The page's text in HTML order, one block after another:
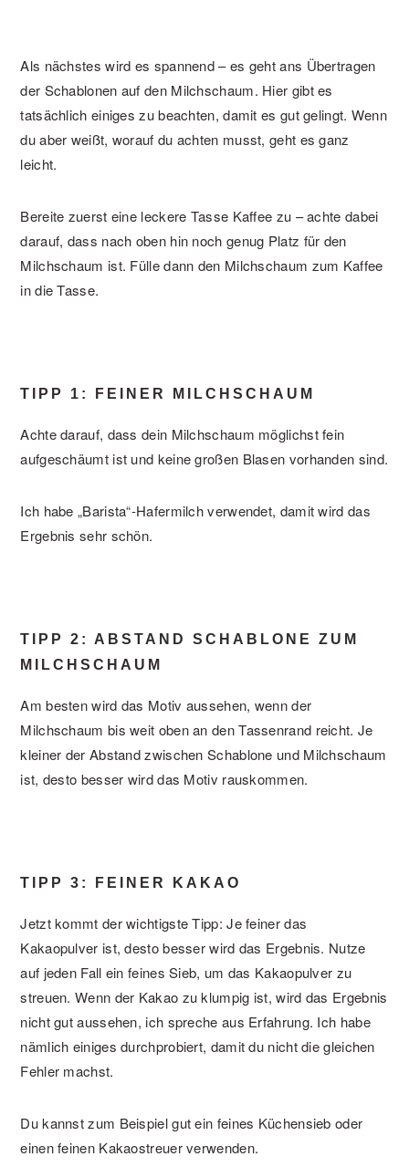
Als nächstes wird es spannend – es geht ans Übertragen
der Schablonen auf den Milchschaum. Hier gibt es
tatsächlich einiges zu beachten, damit es gut gelingt. Wenn
du aber weißt, worauf du achten musst, geht es ganz
leicht.
Bereite zuerst eine leckere Tasse Kaffee zu – achte dabei
darauf, dass nach oben hin noch genug Platz für den
Milchschaum ist. Fülle dann den Milchschaum zum Kaffee
in die Tasse.
TIPP 1: FEINER MILCHSCHAUM
Achte darauf, dass dein Milchschaum möglichst fein
aufgeschäumt ist und keine großen Blasen vorhanden sind.
Ich habe „Barista“-Hafermilch verwendet, damit wird das
Ergebnis sehr schön.
TIPP 2: ABSTAND SCHABLONE ZUM
MILCHSCHAUM
Am besten wird das Motiv aussehen, wenn der
Milchschaum bis weit oben an den Tassenrand reicht. Je
kleiner der Abstand zwischen Schablone und Milchschaum
ist, desto besser wird das Motiv rauskommen.
TIPP 3: FEINER KAKAO
Jetzt kommt der wichtigste Tipp: Je feiner das
Kakaopulver ist, desto besser wird das Ergebnis. Nutze
auf jeden Fall ein feines Sieb, um das Kakaopulver zu
streuen. Wenn der Kakao zu klumpig ist, wird das Ergebnis
nicht gut aussehen, ich spreche aus Erfahrung. Ich habe
nämlich einiges durchprobiert, damit du nicht die gleichen
Fehler machst.
Du kannst zum Beispiel gut ein feines Küchensieb oder
einen feinen Kakaostreuer verwenden.